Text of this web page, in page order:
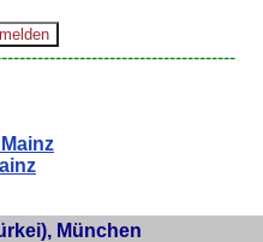
München